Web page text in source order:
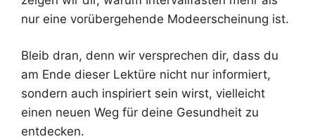
nur eine vorübergehende Modeerscheinung ist.
Bleib dran, denn wir versprechen dir, dass du
am Ende dieser Lektüre nicht nur informiert,
sondern auch inspiriert sein wirst, vielleicht
einen neuen Weg für deine Gesundheit zu
entdecken.